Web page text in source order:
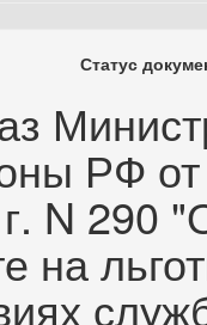
Статус
РФ
N 290
на